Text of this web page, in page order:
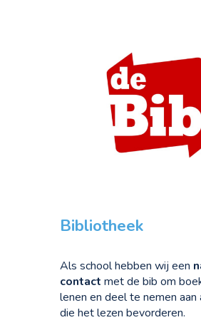
Bibliotheek
Als school hebben wij een
contact met de bib om
lenen en deel te nemen
die het lezen bevorderen.